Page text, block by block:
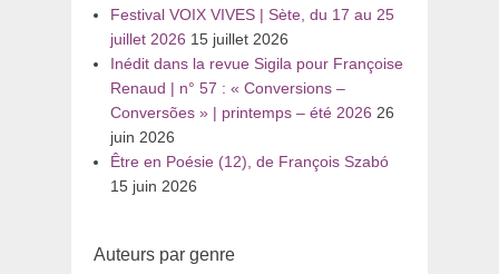
Festival VOIX VIVES | Sète, du 17 au 25
juillet 2026 15 juillet 2026
Inédit dans la revue Sigila pour Françoise
Renaud | n° 57 : « Conversions –
Conversões » | printemps – été 2026 26
juin 2026
Être en Poésie (12), de François Szabó
15 juin 2026
Auteurs par genre